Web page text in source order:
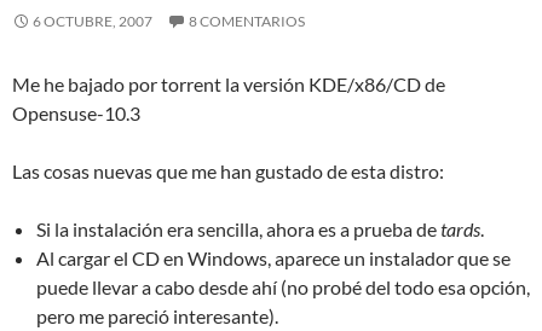
6 OCTUBRE, 2007 8 COMENTARIOS
Me he bajado por torrent la versión KDE/x86/CD de
Opensuse-10.3
Las cosas nuevas que me han gustado de esta distro:
Si la instalación era sencilla, ahora es a prueba detards.
Al cargar el CD en Windows, aparece un instalador que se
puede llevar a cabo desde ahí (no probé del todo esa opción,
pero me pareció interesante).